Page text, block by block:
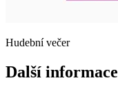
Hudební večer
Další informace